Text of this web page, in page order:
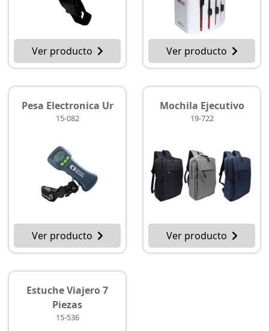
Ver producto Ver producto
Pesa Electronica Ur
15-082
Ver producto
Mochila Ejecutivo
19-722
Ver producto
Estuche Viajero 7
Piezas
15-536